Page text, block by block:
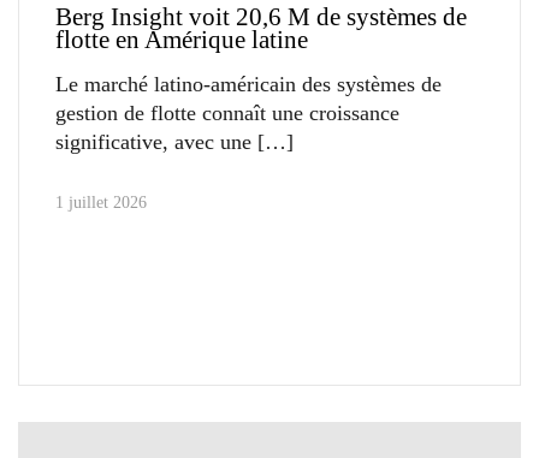
Berg Insight voit 20,6 M de systèmes de
flotte en Amérique latine
Le marché latino-américain des systèmes de
gestion de flotte connaît une croissance
significative, avec une
1 juillet 2026